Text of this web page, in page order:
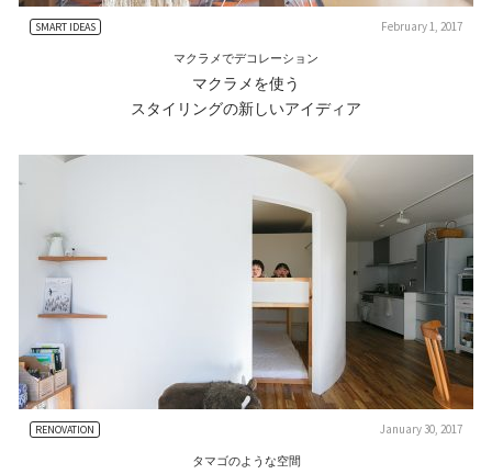
SMART IDEAS February 1, 2017
マクラメでデコレーション
マクラメを使う
スタイリングの新しいアイディア
RENOVATION January 30, 2017
タマゴのような空間